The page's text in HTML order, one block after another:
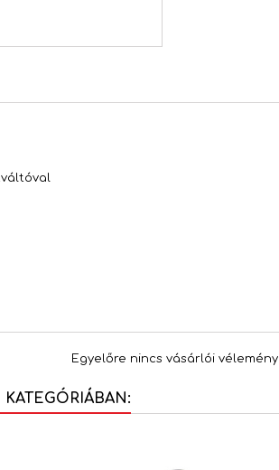
Egyelőre nincs vásárlói vélemény.